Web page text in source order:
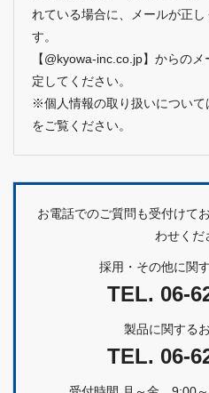
れている場合に、メールが正
す。
【@kyowa-inc.co.jp】からの
定してください。
※個人情報の取り扱いについて
をご覧ください。
お電話でのご質問も受付けて
わせくだ
採用・その他に関
TEL. 06-
製品に関する
TEL. 06-